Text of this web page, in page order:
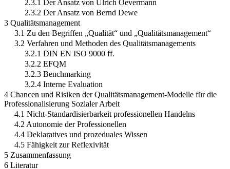
2.3.1 Der Ansatz von Ulrich Oevermann
2.3.2 Der Ansatz von Bernd Dewe
3 Qualitätsmanagement
3.1 Zu den Begriffen „Qualität“ und „Qualitätsmanagement“
3.2 Verfahren und Methoden des Qualitätsmanagements
3.2.1 DIN EN ISO 9000 ff.
3.2.2 EFQM
3.2.3 Benchmarking
3.2.4 Interne Evaluation
4 Chancen und Risiken der Qualitätsmanagement-Modelle für die
Professionalisierung Sozialer Arbeit
4.1 Nicht-Standardisierbarkeit professionellen Handelns
4.2 Autonomie der Professionellen
4.4 Deklaratives und prozeduales Wissen
4.5 Fähigkeit zur Reflexivität
5 Zusammenfassung
6 Literatur